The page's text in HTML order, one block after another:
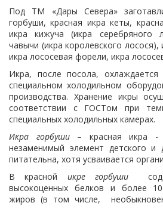
Под ТМ «Дары Севера»
горбуши, красная икра кеты,
икра кижуча (икра серебряного
чавычи (икра королевского лосося),
икра лососевая форели, икра
Икра, после посола,
специальном холодильном
производства. Хранение икры
соответствии с ГОСТом при
специальных холодильных камерах.
Икра горбуши– красная икра -
незаменимый элемент детского и
питательна, хотя усваивается
В красной икре горбуши
высокоценных белков и более
жиров (в том числе,